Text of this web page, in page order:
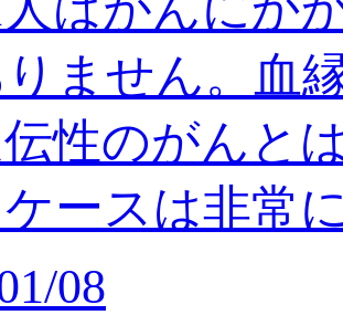
ません。血
性のがんと
ースは非常
08